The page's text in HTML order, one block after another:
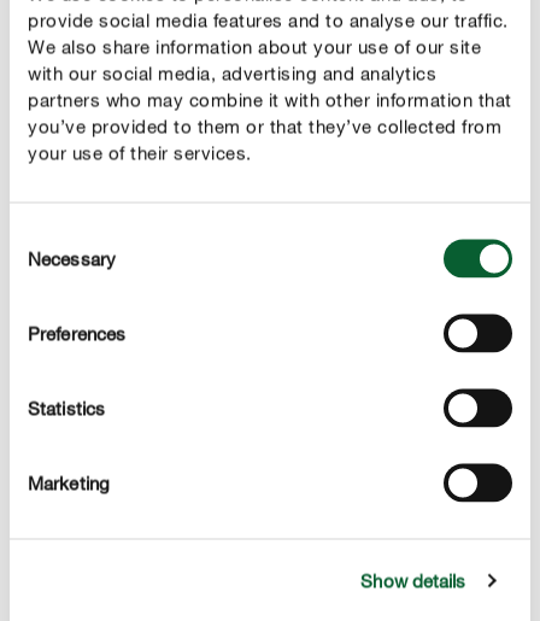
provide social media features and to analyse our traffic.
We also share information about your use of our site
with our social media, advertising and analytics
partners who may combine it with other information that
you’ve provided to them or that they’ve collected from
your use of their services.
Selection
Necessary
Preferences
Statistics
Marketing
Show details
nejlépe rýčem nebo rycími vidlemi – můžete strukturu
půdy výrazně zlepšit.
Krok 3: Seznamte se s potřebami rostlin
stinná místa v zahradě a rozdílné nároky rostlin na vodu